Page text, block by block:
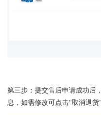
第三步：提交售后申请成功后
息，如需修改可点击“取消退货”